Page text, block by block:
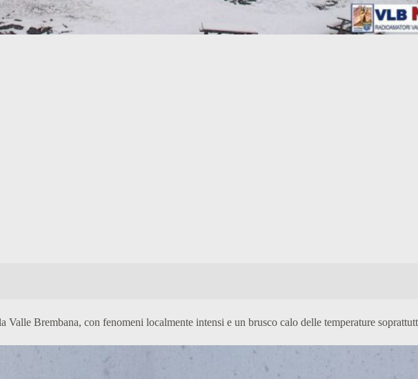
Brembana, con fenomeni localmente intensi e un brusco calo delle temperature